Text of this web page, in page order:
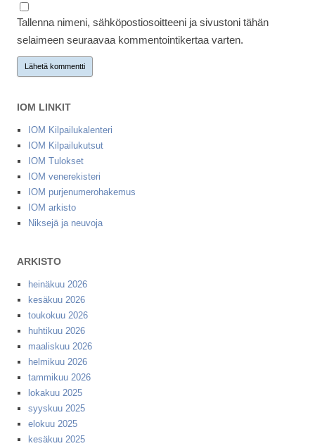
Tallenna nimeni, sähköpostiosoitteeni ja sivustoni tähän
selaimeen seuraavaa kommentointikertaa varten.
IOM LINKIT
IOM Kilpailukalenteri
IOM Kilpailukutsut
IOM Tulokset
IOM venerekisteri
IOM purjenumerohakemus
IOM arkisto
Niksejä ja neuvoja
ARKISTO
heinäkuu 2026
kesäkuu 2026
toukokuu 2026
huhtikuu 2026
maaliskuu 2026
helmikuu 2026
tammikuu 2026
lokakuu 2025
syyskuu 2025
elokuu 2025
kesäkuu 2025